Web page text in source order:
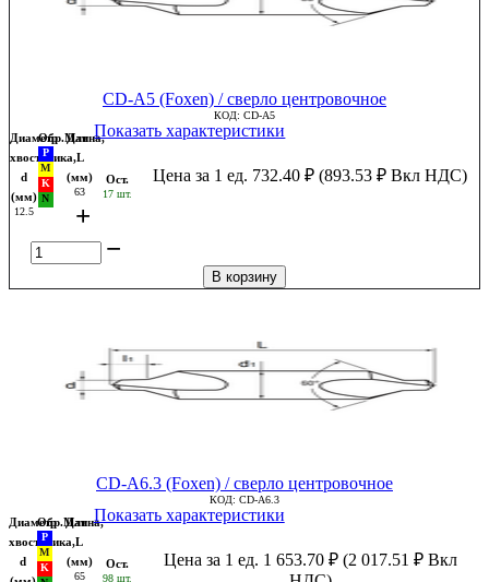
CD-A5 (Foxen) / сверло центровочное
КОД: CD-A5
Диаметр
хвостовика,
d
(мм)
12.5
Обр.МатДлина,
L
(мм)
63
Показать характеристики
Ост.
17 шт.
Цена за 1 ед. 732.40 ₽ (893.53 ₽ Вкл НДС)
+
−
В корзину
CD-A6.3 (Foxen) / сверло центровочное
КОД: CD-A6.3
Диаметр
хвостовика,
d
Обр.МатДлина,
L
(мм)
65
Показать характеристики
Ост.
98 шт.
Цена за 1 ед. 1 653.70 ₽ (2 017.51 ₽Вкл